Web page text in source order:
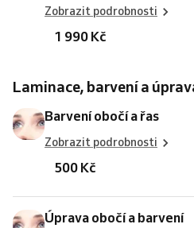
Zobrazit podrobnosti
1 990 Kč
Laminace, barvení a
Barvení obočí a řas
Zobrazit podrobnosti
500 Kč
Úprava obočí a barvení